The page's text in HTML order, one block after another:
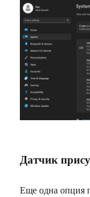
Датчик
Еще одна опция